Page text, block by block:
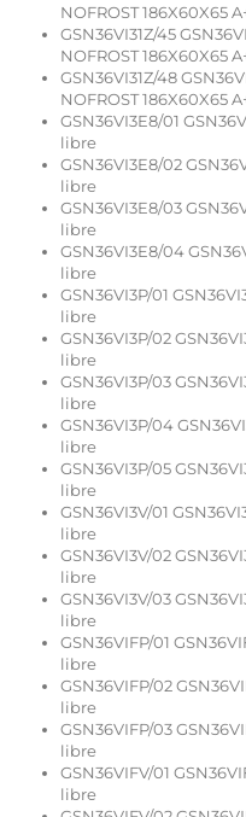
NOFROST 186X60X65
GSN36VI31Z/45
NOFROST 186X60X65
GSN36VI31Z/48
NOFROST 186X60X65
GSN36VI3E8/01
libre
GSN36VI3E8/02
libre
GSN36VI3E8/03
libre
GSN36VI3E8/04
libre
GSN36VI3P/01
libre
GSN36VI3P/02
libre
GSN36VI3P/03
libre
GSN36VI3P/04
libre
GSN36VI3P/05
libre
GSN36VI3V/01
libre
GSN36VI3V/02
libre
GSN36VI3V/03
libre
GSN36VIFP/01
libre
GSN36VIFP/02
libre
GSN36VIFP/03
libre
GSN36VIFV/01
libre